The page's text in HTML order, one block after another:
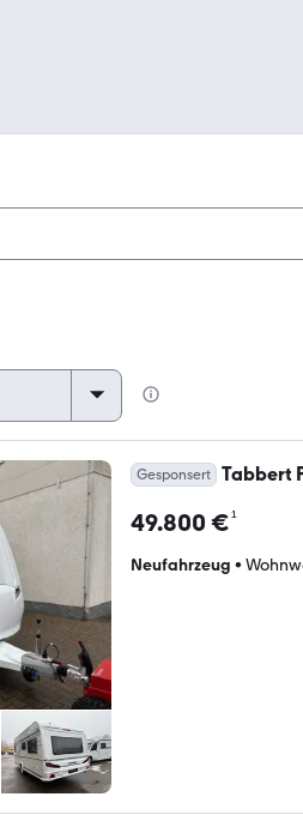
Gesponsert Tabbert
49.800 €¹
Neufahrzeug •